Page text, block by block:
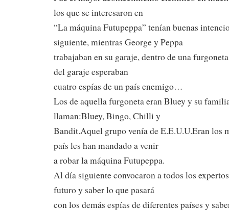
los que se interesaron en
“La máquina Futupeppa” tenían buenas
siguiente, mientras George y Peppa
trabajaban en su garaje, dentro de una
del garaje esperaban
cuatro espías de un país enemigo…
Los de aquella furgoneta eran Bluey y su
llaman:Bluey, Bingo, Chilli y
Bandit.Aquel grupo venía de E.E.U.U.Eran los
país les han mandado a venir
a robar la máquina Futupeppa.
Al día siguiente convocaron a todos los
futuro y saber lo que pasará
con los demás espías de diferentes países y